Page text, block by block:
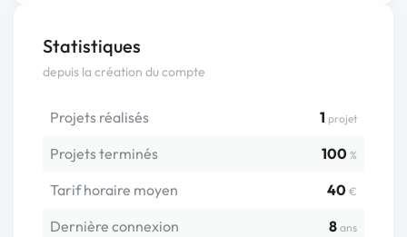
Statistiques
depuis la création du compte
Projets réalisés 1 projet
Projets terminés 100 %
Tarif horaire moyen 40 €
Dernière connexion 8 ans